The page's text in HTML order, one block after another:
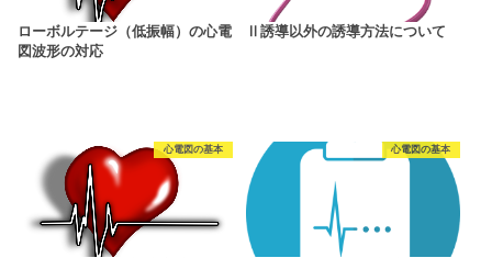
ローボルテージ（低振幅）の心電
図波形の対応
Ⅱ誘導以外の誘導方法について
心電図の基本 心電図の基本